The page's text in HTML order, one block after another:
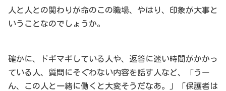
人と人との関わりが命のこの職場、やはり、印象が大事と
いうことなのでしょうか。
確かに、ドギマギしている人や、返答に迷い時間がかかっ
ている人、質問にそぐわない内容を話す人など、「うー
ん、この人と一緒に働くと大変そうだなあ。」「保護者は